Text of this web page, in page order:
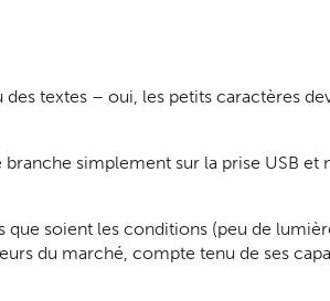
textes – oui, les petits caractères
simplement sur la prise USB et
soient les conditions (peu de
du marché, compte tenu de ses